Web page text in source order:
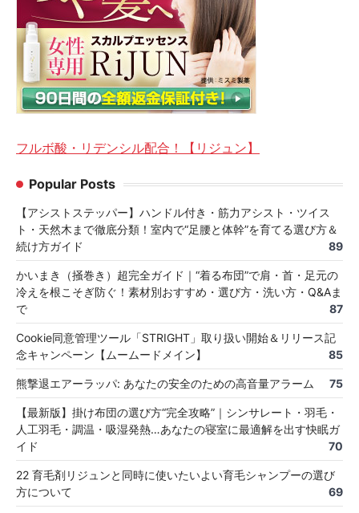
フルボ酸・リデンシル配合！【リジュン】
Popular Posts
【アシストステッパー】ハンドル付き・筋力アシスト・ツイス
ト・天然木まで徹底分類！室内で“足腰と体幹”を育てる選び方＆
続け方ガイド
89
かいまき（掻巻き）超完全ガイド｜“着る布団”で肩・首・足元の
冷えを根こそぎ防ぐ！素材別おすすめ・選び方・洗い方・Q&Aま
で
87
Cookie同意管理ツール「STRIGHT」取り扱い開始＆リリース記
念キャンペーン【ムームードメイン】
85
熊撃退エアーラッパ: あなたの安全のための高音量アラーム 75
【最新版】掛け布団の選び方“完全攻略”｜シンサレート・羽毛・
人工羽毛・調温・吸湿発熱…あなたの寝室に最適解を出す快眠ガ
イド
70
22 育毛剤リジュンと同時に使いたいよい育毛シャンプーの選び
方について
69